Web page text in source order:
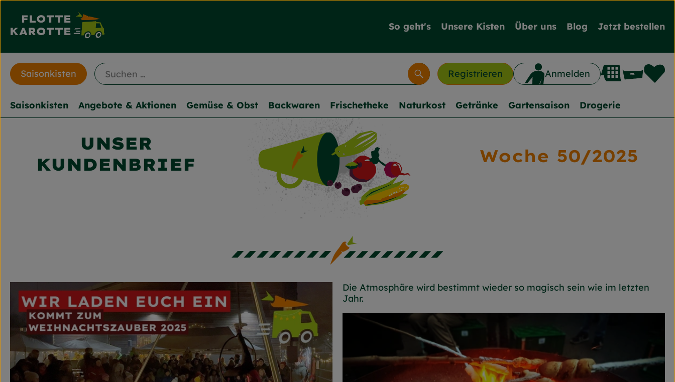
So geht's Unsere Kisten Über uns Blog Jetzt bestellen
Registrieren Anmelden
Suchen
Saisonkisten
Saisonkisten Angebote & Aktionen Gemüse & Obst Backwaren Frischetheke Naturkost Getränke Gartensaison Drogerie
UNSER
KUNDENBRIEF
Woche 50/2025
Die Atmosphäre wird bestimmt wieder so magisch sein wie im letzten
Jahr.